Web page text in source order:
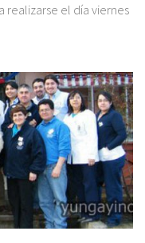
realizarse el día viernes